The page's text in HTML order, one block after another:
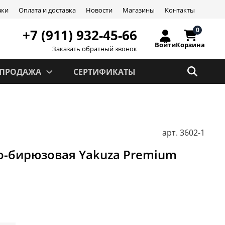
Оплата и доставка Новости Магазины Контакты
+7 (911) 932-45-66
Заказать обратный звонок ВойтиКорзина
0
СЕРТИФИКАТЫ
арт. 3602-1
бирюзовая Yakuza Premium